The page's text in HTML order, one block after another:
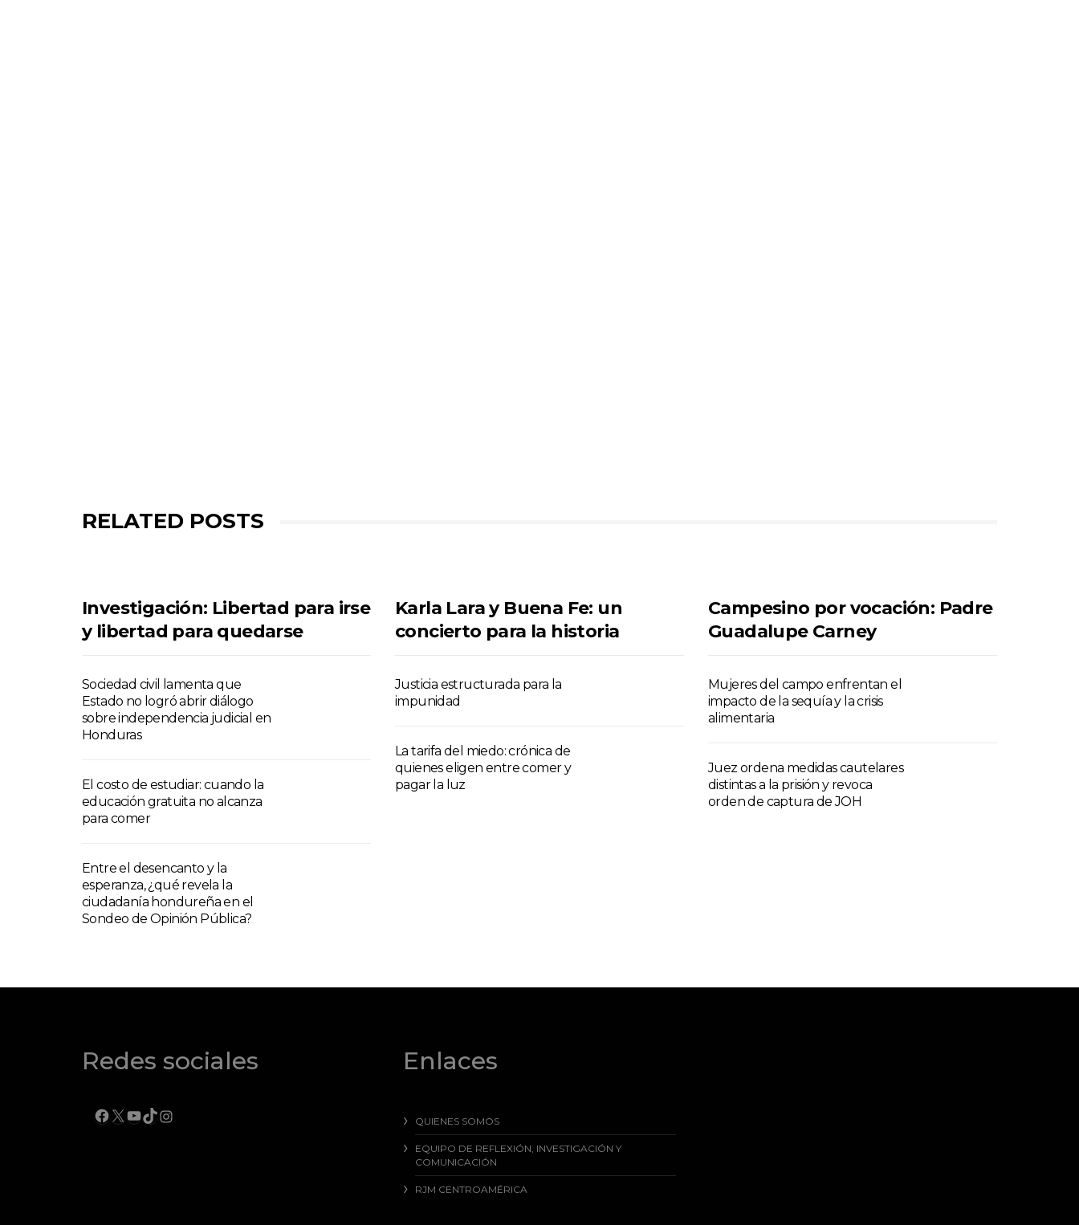
RELATED POSTS
Investigación: Libertad para irse
y libertad para quedarse
Sociedad civil lamenta que
Estado no logró abrir diálogo
sobre independencia judicial en
Honduras
El costo de estudiar: cuando la
educación gratuita no alcanza
para comer
Entre el desencanto y la
esperanza, ¿qué revela la
ciudadanía hondureña en el
Sondeo de Opinión Pública?
Karla Lara y Buena Fe: un
concierto para la historia
Justicia estructurada para la
impunidad
La tarifa del miedo: crónica de
quienes eligen entre comer y
pagar la luz
Campesino por vocación: Padre
Guadalupe Carney
Mujeres del campo enfrentan el
impacto de la sequía y la crisis
alimentaria
Juez ordena medidas cautelares
distintas a la prisión y revoca
orden de captura de JOH
Redes sociales
FACEBOOK
X YOUTUBE
TIKTOK
INSTAGRAM
Enlaces
QUIENES SOMOS
EQUIPO DE REFLEXIÓN, INVESTIGACIÓN Y
COMUNICACIÓN
RJM CENTROAMÉRICA